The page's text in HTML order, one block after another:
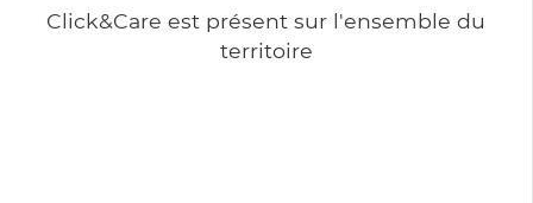
Click&Care est présent sur l'ensemble du
territoire